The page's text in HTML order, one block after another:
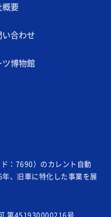
概要
い合わせ
ツ博物館
：7690）のカレント自動
、旧車に特化した事業を展